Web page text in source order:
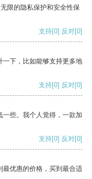
限的隐私保护和安全性保
支持[0] 反对[0]
一下，比如能够支持更多地
支持[0] 反对[0]
些。我个人觉得，一款加
支持[0] 反对[0]
最优惠的价格，买到最合适